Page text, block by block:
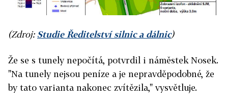
(Zdroj: Studie Ředitelství silnic a dálnic)
Že se s tunely nepočítá, potvrdil i náměstek Nosek.
"Na tunely nejsou peníze a je nepravděpodobné, že
by tato varianta nakonec zvítězila," vysvětluje.